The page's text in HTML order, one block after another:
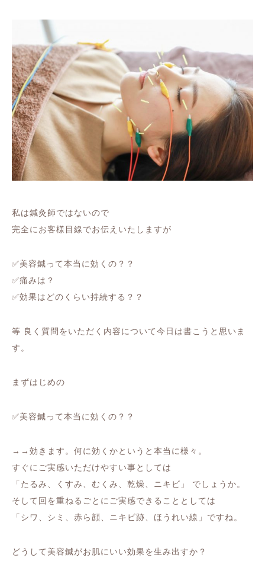
私は鍼灸師ではないので
完全にお客様目線でお伝えいたしますが
✅美容鍼って本当に効くの？？
✅痛みは？
✅効果はどのくらい持続する？？
等 良く質問をいただく内容について今日は書こうと思いま
す。
まずはじめの
✅美容鍼って本当に効くの？？
→→効きます。何に効くかというと本当に様々。
すぐにご実感いただけやすい事としては
「たるみ、くすみ、むくみ、乾燥、ニキビ」 でしょうか。
そして回を重ねるごとにご実感できることとしては
「シワ、シミ、赤ら顔、ニキビ跡、ほうれい線」ですね。
どうして美容鍼がお肌にいい効果を生み出すか？